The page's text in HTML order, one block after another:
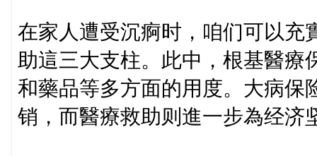
在家人遭受沉痾时，咱们可以充
助這三大支柱。此中，根基醫療
和藥品等多方面的用度。大病保
销，而醫療救助则進一步為经济